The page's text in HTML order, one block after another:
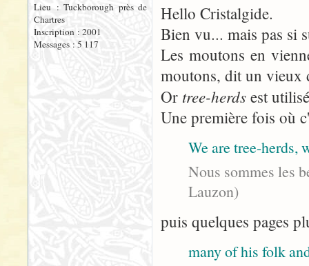
Lieu : Tuckborough près de
Chartres
Inscription : 2001
Messages : 5 117
Hello Cristalgide.
Bien vu... mais pas si
Les moutons en
moutons, dit un vieux
Or tree-herds est
Une première fois où
We are tree-herds,
Nous sommes les
Lauzon)
puis quelques pages
many of his folk